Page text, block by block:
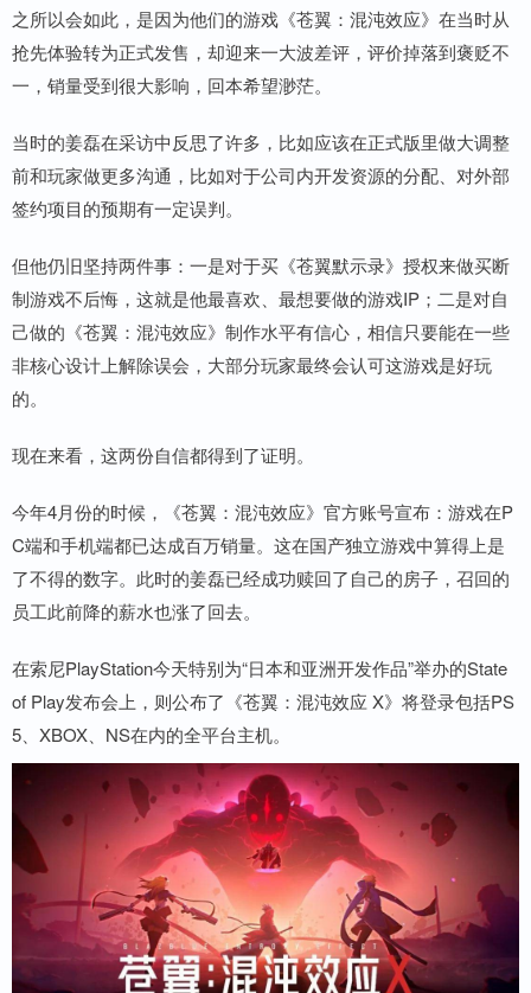
之所以会如此，是因为他们的游戏《苍翼：混沌效应》在当时从
抢先体验转为正式发售，却迎来一大波差评，评价掉落到褒贬不
一，销量受到很大影响，回本希望渺茫。
当时的姜磊在采访中反思了许多，比如应该在正式版里做大调整
前和玩家做更多沟通，比如对于公司内开发资源的分配、对外部
签约项目的预期有一定误判。
但他仍旧坚持两件事：一是对于买《苍翼默示录》授权来做买断
制游戏不后悔，这就是他最喜欢、最想要做的游戏IP；二是对自
己做的《苍翼：混沌效应》制作水平有信心，相信只要能在一些
非核心设计上解除误会，大部分玩家最终会认可这游戏是好玩
的。
现在来看，这两份自信都得到了证明。
今年4月份的时候，《苍翼：混沌效应》官方账号宣布：游戏在P
C端和手机端都已达成百万销量。这在国产独立游戏中算得上是
了不得的数字。此时的姜磊已经成功赎回了自己的房子，召回的
员工此前降的薪水也涨了回去。
在索尼PlayStation今天特别为“日本和亚洲开发作品”举办的State
of Play发布会上，则公布了《苍翼：混沌效应 X》将登录包括PS
5、XBOX、NS在内的全平台主机。